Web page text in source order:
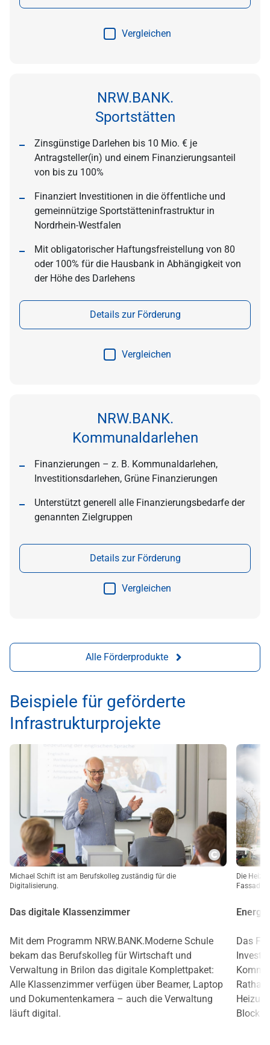
Vergleichen
NRW.BANK.
Sportstätten
Zinsgünstige Darlehen bis 10 Mio. € je
Antragsteller(in) und einem Finanzierungsanteil
von bis zu 100%
Finanziert Investitionen in die öffentliche und
gemeinnützige Sportstätteninfrastruktur in
Nordrhein-Westfalen
Mit obligatorischer Haftungsfreistellung von 80
oder 100% für die Hausbank in Abhängigkeit von
der Höhe des Darlehens
Details zur Förderung
Vergleichen
NRW.BANK.
Kommunaldarlehen
Finanzierungen – z. B. Kommunaldarlehen,
Investitionsdarlehen, Grüne Finanzierungen
Unterstützt generell alle Finanzierungsbedarfe der
genannten Zielgruppen
Details zur Förderung
Vergleichen
Alle Förderprodukte
Beispiele für geförderte
Infrastrukturprojekte
Copyright
Michael Schift ist am Berufskolleg zuständig für die
Digitalisierung.
Das digitale Klassenzimmer
Mit dem Programm NRW.BANK.Moderne Schule
bekam das Berufskolleg für Wirtschaft und
Verwaltung in Brilon das digitale Komplettpaket:
Alle Klassenzimmer verfügen über Beamer, Laptop
und Dokumentenkamera – auch die Verwaltung
läuft digital.
Die
Fassade
Das
Invest